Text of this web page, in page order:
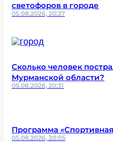
светофоров в городе
05.08.2026, 20:37
Сколько человек
Мурманской области?
05.08.2026, 20:31
Программа
05.08.2026, 20:05